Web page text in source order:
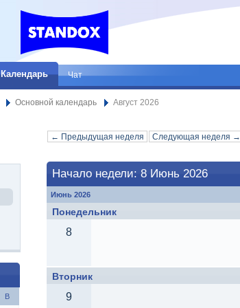
Календарь Чат
Основной календарь Август 2026
← Предыдущая неделя Следующая неделя →
Начало недели: 8 Июнь 2026
Июнь 2026
Понедельник
8
Вторник
9
В